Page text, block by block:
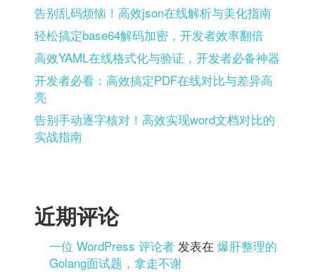
告别乱码烦恼！高效json在线解析与美化指南
轻松搞定base64解码加密，开发者效率翻倍
高效YAML在线格式化与验证，开发者必备神器
开发者必看：高效搞定PDF在线对比与差异高
亮
告别手动逐字核对！高效实现word文档对比的
实战指南
近期评论
一位 WordPress 评论者 发表在爆肝整理的
Golang面试题，拿走不谢